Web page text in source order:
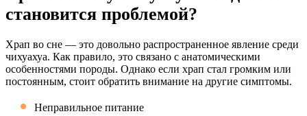
становится проблемой?
Храп во сне — это довольно распространенное явление среди
чихуахуа. Как правило, это связано с анатомическими
особенностями породы. Однако если храп стал громким или
постоянным, стоит обратить внимание на другие симптомы.
Неправильное питание